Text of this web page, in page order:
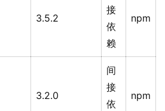
3.5.2
接
依
赖
npm
3.2.0
间
接
依
npm